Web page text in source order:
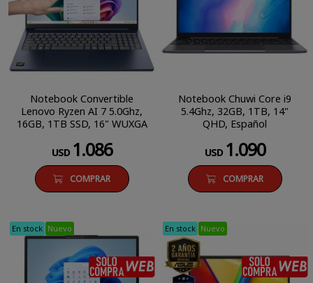
Notebook Convertible
Lenovo Ryzen AI 7 5.0Ghz,
16GB, 1TB SSD, 16" WUXGA
USD 1.086
COMPRAR
Notebook Chuwi Core i9
5.4Ghz, 32GB, 1TB, 14"
QHD, Español
USD 1.090
COMPRAR
En stock
SÓLO COMPRA WEB
Nuevo En stock Nuevo